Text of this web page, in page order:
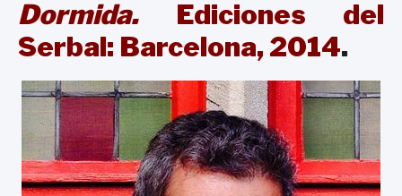
Dormida.Ediciones del
Serbal: Barcelona, 2014.